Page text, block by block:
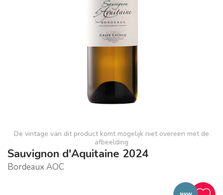
De vintage van dit product komt mogelijk niet overeen met de
afbeelding
Sauvignon d'Aquitaine 2024
Bordeaux AOC